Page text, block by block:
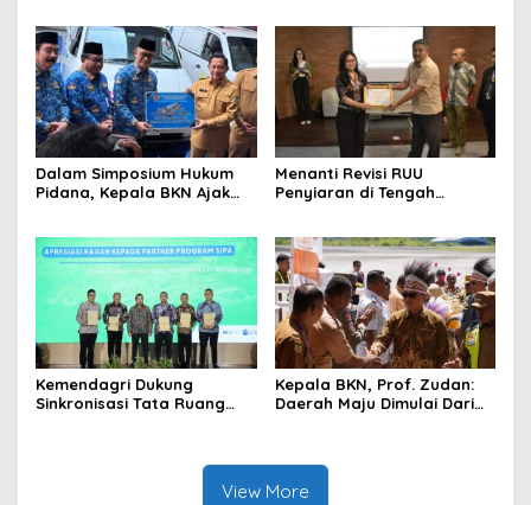
Lingkungan
Menuju Ekosistem
Penyiaran yang Adaptif
Dalam Simposium Hukum
Pidana, Kepala BKN Ajak
di Birokrasi
Menanti Revisi RUU
Penyiaran di Tengah
Jadi “Messi dan Ronaldo”
Legislasi
Kemendagri Dukung
Sinkronisasi Tata Ruang
Kepala BKN, Prof. Zudan:
Daerah Maju Dimulai Dari
View More